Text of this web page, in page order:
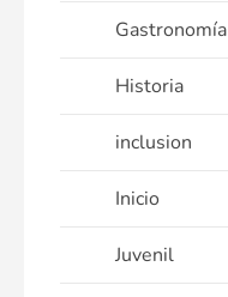
Gastronomía
Historia
inclusion
Inicio
Juvenil